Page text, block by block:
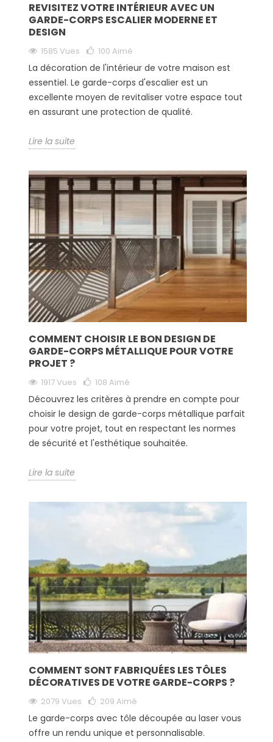
REVISITEZ VOTRE INTÉRIEUR AVEC UN
GARDE-CORPS ESCALIER MODERNE ET
DESIGN
1585 Vues 100 Aimé
La décoration de l'intérieur de votre maison est
essentiel. Le garde-corps d'escalier est un
excellente moyen de revitaliser votre espace tout
en assurant une protection de qualité.
Lire la suite
COMMENT CHOISIR LE BON DESIGN DE
GARDE-CORPS MÉTALLIQUE POUR VOTRE
PROJET ?
1917 Vues 108 Aimé
Découvrez les critères à prendre en compte pour
choisir le design de garde-corps métallique parfait
pour votre projet, tout en respectant les normes
de sécurité et l'esthétique souhaitée.
Lire la suite
COMMENT SONT FABRIQUÉES LES TÔLES
DÉCORATIVES DE VOTRE GARDE-CORPS ?
2079 Vues 209 Aimé
Le garde-corps avec tôle découpée au laser vous
offre un rendu unique et personnalisable.